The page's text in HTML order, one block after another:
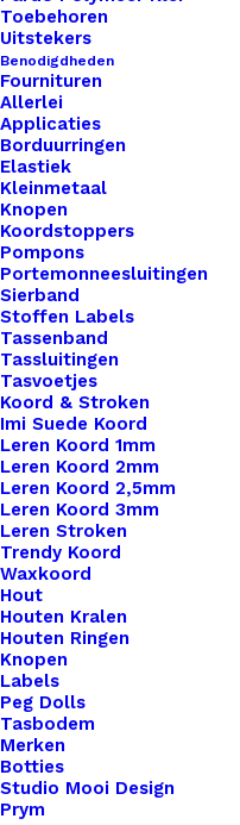
Toebehoren
Uitstekers
Benodigdheden
Fournituren
Allerlei
Applicaties
Borduurringen
Elastiek
Kleinmetaal
Knopen
Koordstoppers
Pompons
Portemonneesluitingen
Sierband
Stoffen Labels
Tassenband
Tassluitingen
Tasvoetjes
Koord & Stroken
Imi Suede Koord
Leren Koord 1mm
Leren Koord 2mm
Leren Koord 2,5mm
Leren Koord 3mm
Leren Stroken
Trendy Koord
Waxkoord
Hout
Houten Kralen
Houten Ringen
Knopen
Labels
Peg Dolls
Tasbodem
Merken
Botties
Studio Mooi Design
Prym
Pardo Sieraden
€2,45